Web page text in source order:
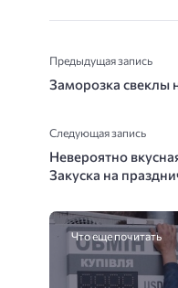
Предыдущая запись
Заморозка свеклы
Следующая запись
Невероятно
Закуска на
Что еще почитать